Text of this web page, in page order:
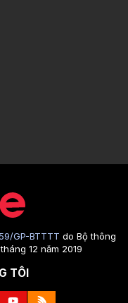
GP-BTTTT do Bộ thông
12 năm 2019
TÔI